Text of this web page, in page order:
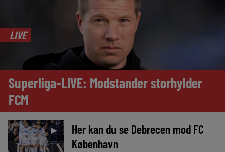
LIVE
Superliga-LIVE: Modstander storhylder
FCM
►
Her kan du se Debrecen mod FC
København